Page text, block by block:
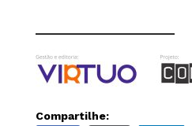
Compartilhe: